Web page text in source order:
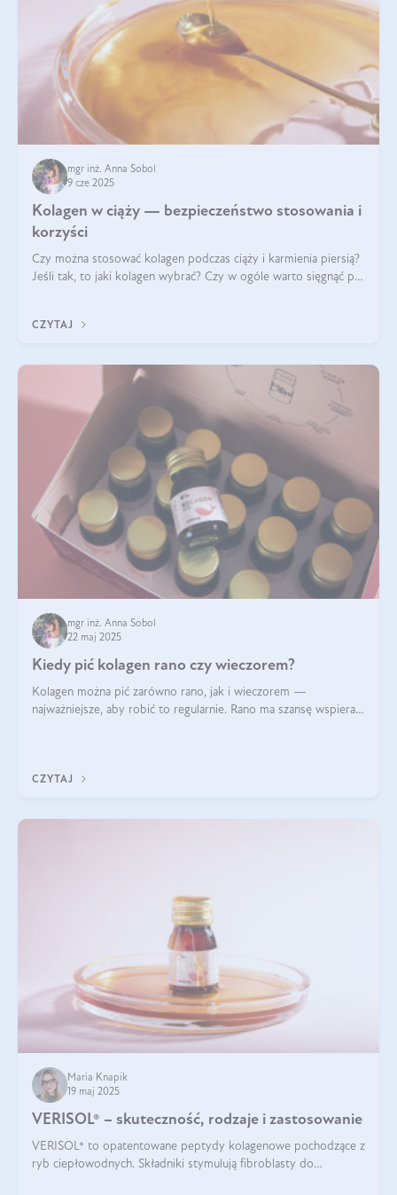
mgr inż. Anna Sobol
9 cze 2025
Kolagen w ciąży — bezpieczeństwo stosowania i
korzyści
Czy można stosować kolagen podczas ciąży i karmienia piersią?
Jeśli tak, to jaki kolagen wybrać? Czy w ogóle warto sięgnąć po
CZYTAJ
mgr inż. Anna Sobol
22 maj 2025
Kiedy pić kolagen rano czy wieczorem?
Kolagen można pić zarówno rano, jak i wieczorem —
najważniejsze, aby robić to regularnie. Rano ma szansę wspierać
CZYTAJ
Maria Knapik
19 maj 2025
VERISOL® – skuteczność, rodzaje i zastosowanie
VERISOL® to opatentowane peptydy kolagenowe pochodzące z
ryb ciepłowodnych. Składniki stymulują fibroblasty do